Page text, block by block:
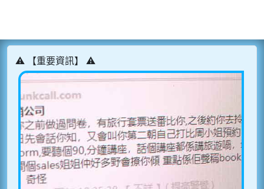
⚠️ 【重要資訊】 ⚠️